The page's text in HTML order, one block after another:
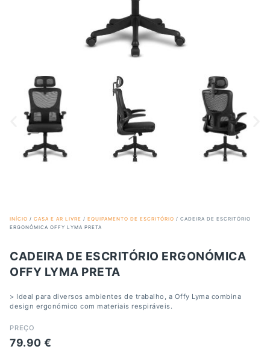
INÍCIO / CASA E AR LIVRE / EQUIPAMENTO DE ESCRITÓRIO / CADEIRA DE ESCRITÓRIO
ERGONÓMICA OFFY LYMA PRETA
CADEIRA DE ESCRITÓRIO ERGONÓMICA
OFFY LYMA PRETA
> Ideal para diversos ambientes de trabalho, a Offy Lyma combina
design ergonómico com materiais respiráveis.
PREÇO
79.90 €